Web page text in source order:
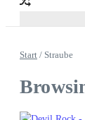
Start / Straube